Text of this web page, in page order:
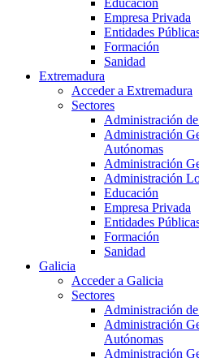
Educación
Empresa Privada
Entidades
Formación
Sanidad
Extremadura
Acceder a Extremadura
Sectores
Administración
Administración
Autónomas
Administración
Administración
Educación
Empresa Privada
Entidades
Formación
Sanidad
Galicia
Acceder a Galicia
Sectores
Administración
Administración
Autónomas
Administración